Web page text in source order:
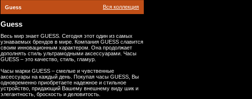
Guess
Guess
Вся коллекция
Весь мир знает GUESS. Сегодня этот один из самых
узнаваемых брендов в мире. Компания GUESS славится
своим инновационным характером. Она продолжает
дополнять стиль ультрамодными аксессуарами. Часы
GUESS – это качество, стиль, гламур.
Часы марки GUESS – смелые и чувственные
аксессуары на каждый день. Покупая часы GUESS, Вы
одновременно приобретаете надежное и стильное
устройство, придающий Вашему внешнему виду шик и
элегантность, броскость и деловитость.